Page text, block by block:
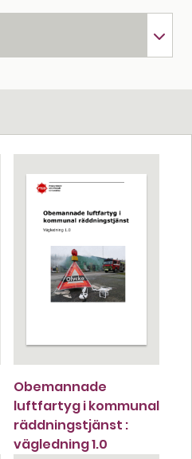
Obemannade
luftfartyg i kommunal
räddningstjänst :
vägledning 1.0